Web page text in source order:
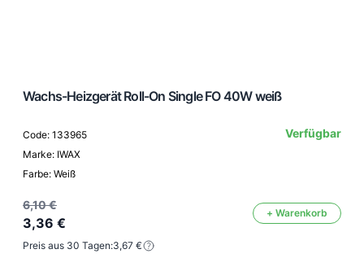
Wachs-Heizgerät Roll-On Single FO 40W weiß
Code: 133965
Marke: IWAX
Farbe: Weiß
Verfügbar
6,10 €
3,36 €
+ Warenkorb
Preis aus 30 Tagen:3,67 €